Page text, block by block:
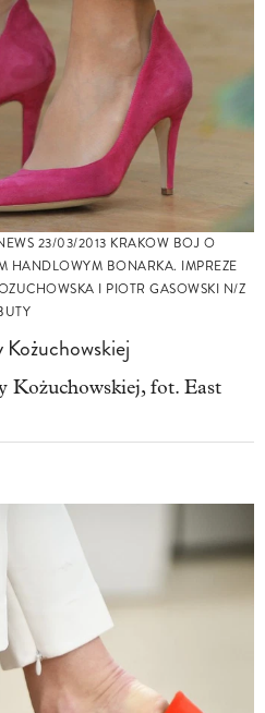
23/03/2013 KRAKOW BOJ O
HANDLOWYM BONARKA. IMPREZE
I PIOTR GASOWSKI N/Z
Kożuchowskiej, fot. East